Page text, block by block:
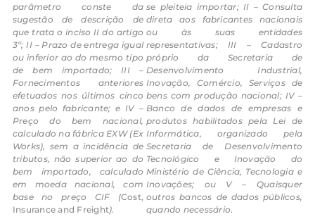
parâmetro conste da
sugestão de descrição de
que trata o inciso II do artigo
3º; II – Prazo de entrega igual
ou inferior ao do mesmo tipo
de bem importado;
III –
Fornecimentos anteriores
efetuados nos últimos cinco
anos pelo fabricante; e IV –
Preço do bem nacional,
calculado na fábrica EXW (Ex
Works), sem a incidência de
tributos, não superior ao do
bem importado, calculado
em moeda nacional, com
base no preço CIF (Cost,
Insurance and Freight ).
se pleiteia importar; II – Consulta
direta aos fabricantes nacionais
ou às suas entidades
representativas;
III – Cadastro
próprio da Secretaria de
Desenvolvimento Industrial,
Inovação, Comércio, Serviços de
bens com produção nacional; IV –
Banco de dados de empresas e
produtos habilitados pela Lei de
Informática, organizado pela
Secretaria de Desenvolvimento
Tecnológico e Inovação do
Ministério de Ciência, Tecnologia e
Inovações; ou
V – Quaisquer
outros bancos de dados públicos,
quando necessário.